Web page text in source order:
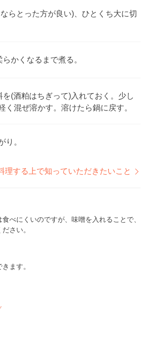
らとった方が良い)、ひとくち大に切
かくなるまで煮る。
(酒粕はちぎって)入れておく。少し
混ぜ溶かす。溶けたら鍋に戻す。
り。
理する上で知っていただきたいこと
べにくいのですが、味噌を入れることで、
さい。
ます。